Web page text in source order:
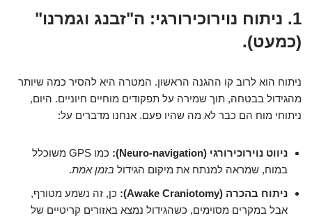
1. ניתוח נוירוכירורגי: ה"זבנג וגמרנו"
(כמעט).
ניתוח הוא לרוב קו ההגנה הראשון. המטרה היא להסיר כמה שיותר
מהגידול בבטחה, תוך שמירה על תפקודים מוחיים חיוניים. היום,
ניתוחי מוח הם כבר לא מה שהיו פעם. אנחנו מדברים על:
ניווט נוירוכירורגי (Neuro-navigation):
כמו GPS משוכלל
במוח, שמראה למנתח את מיקום הגידול בזמן אמת.
ניתוח בהכרה (Awake Craniotomy):
כן, זה נשמע מטורף,
אבל במקרים מסוימים, כשהגידול נמצא באזורים קריטיים של